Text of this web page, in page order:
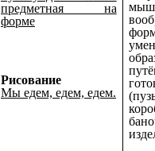
предметная на
форме
Рисование
Мы едем, едем, едем.